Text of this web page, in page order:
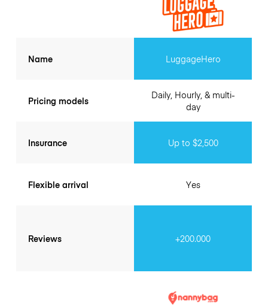
Name
Pricing models
Insurance
Flexible arrival
Reviews
LuggageHero
Daily, Hourly, & multi-
day
Up to $2,500
Yes
+200.000